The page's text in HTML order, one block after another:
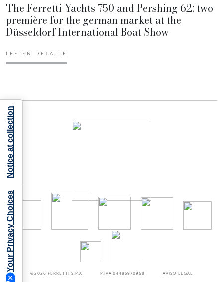
The Ferretti Yachts 750 and Pershing 62: two
première for the german market at the
Düsseldorf International Boat Show
LEE EN DETALLE
©2026 FERRETTI S.P.A P.IVA 04485970968 AVISO LEGAL
Your Privacy Choices
Notice at collection